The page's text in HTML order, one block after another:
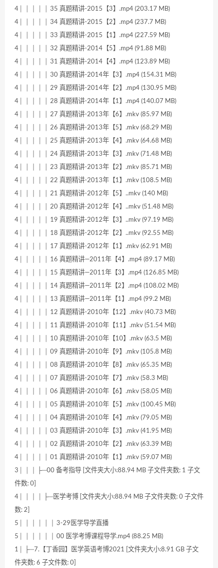
4│ │ │ │ │ 35 真题精讲-2015【3】.mp4 (203.17 MB)
4│ │ │ │ │ 34 真题精讲-2015【2】.mp4 (237.7 MB)
4│ │ │ │ │ 33 真题精讲-2015【1】.mp4 (227.59 MB)
4│ │ │ │ │ 32 真题精讲-2014【5】.mp4 (91.88 MB)
4│ │ │ │ │ 31 真题精讲-2014【4】.mp4 (123.89 MB)
4│ │ │ │ │ 30 真题精讲-2014年【3】.mp4 (154.31 MB)
4│ │ │ │ │ 29 真题精讲-2014年【2】.mp4 (130.95 MB)
4│ │ │ │ │ 28 真题精讲-2014年【1】.mp4 (140.07 MB)
4│ │ │ │ │ 27 真题精讲-2013年【6】.mkv (85.97 MB)
4│ │ │ │ │ 26 真题精讲-2013年【5】.mkv (68.29 MB)
4│ │ │ │ │ 25 真题精讲-2013年【4】.mkv (64.68 MB)
4│ │ │ │ │ 24 真题精讲-2013年【3】.mkv (71.48 MB)
4│ │ │ │ │ 23 真题精讲-2013年【2】.mkv (85.71 MB)
4│ │ │ │ │ 22 真题精讲-2013年【1】.mkv (108.5 MB)
4│ │ │ │ │ 21 真题精讲-2012年【5】..mkv (140 MB)
4│ │ │ │ │ 20 真题精讲-2012年【4】..mkv (51.48 MB)
4│ │ │ │ │ 19 真题精讲-2012年【3】..mkv (97.19 MB)
4│ │ │ │ │ 18 真题精讲-2012年【2】..mkv (92.55 MB)
4│ │ │ │ │ 17 真题精讲-2012年【1】.mkv (62.91 MB)
4│ │ │ │ │ 16 真题精讲—2011年【4】.mp4 (89.17 MB)
4│ │ │ │ │ 15 真题精讲—2011年【3】.mp4 (126.85 MB)
4│ │ │ │ │ 14 真题精讲—2011年【2】.mp4 (108.02 MB)
4│ │ │ │ │ 13 真题精讲—2011年【1】.mp4 (99.2 MB)
4│ │ │ │ │ 12 真题精讲-2010年【12】.mkv (40.73 MB)
4│ │ │ │ │ 11 真题精讲-2010年【11】.mkv (51.54 MB)
4│ │ │ │ │ 10 真题精讲-2010年【10】.mkv (63.5 MB)
4│ │ │ │ │ 09 真题精讲-2010年【9】.mkv (105.8 MB)
4│ │ │ │ │ 08 真题精讲-2010年【8】.mkv (65.35 MB)
4│ │ │ │ │ 07 真题精讲-2010年【7】.mkv (58.3 MB)
4│ │ │ │ │ 06 真题精讲-2010年【6】.mkv (58.05 MB)
4│ │ │ │ │ 05 真题精讲-2010年【5】.mkv (100.45 MB)
4│ │ │ │ │ 04 真题精讲-2010年【4】.mkv (79.05 MB)
4│ │ │ │ │ 03 真题精讲-2010年【3】.mkv (41.95 MB)
4│ │ │ │ │ 02 真题精讲-2010年【2】.mkv (63.39 MB)
4│ │ │ │ │ 01 真题精讲-2010年【1】.mkv (59.07 MB)
3│ │ │ ├─00 备考指导 [文件夹大小:88.94 MB 子文件夹数: 1 子文
件数: 0]
4│ │ │ │ ├─医学考博 [文件夹大小:88.94 MB 子文件夹数: 0 子文件
数: 2]
5│ │ │ │ │ │ 3-29医学导学直播
5│ │ │ │ │ │ 00 医学考博课程导学.mp4 (88.25 MB)
1│ ├─7.【丁香园】医学英语考博2021 [文件夹大小:8.91 GB 子文
件夹数: 6 子文件数: 0]